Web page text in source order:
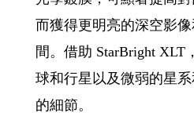
而獲得更明亮的深空影
間。借助 StarBright XLT
球和行星以及微弱的星
的細節。